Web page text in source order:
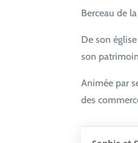
Berceau de
De son
son
Animée par
des